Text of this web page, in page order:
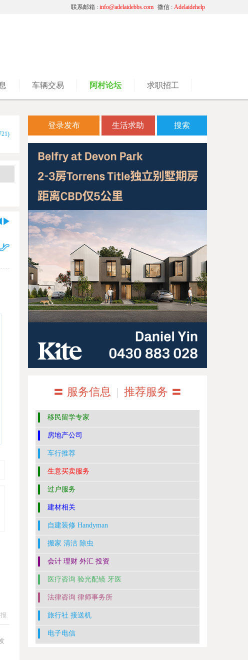
微信 : Adelaidehelp
联系邮箱 : info@adelaidebbs.com
车辆交易 阿村论坛 求职招工
)
登录发布 生活求助 搜索
〓 服务信息 | 推荐服务 〓
移民留学专家
房地产公司
车行推荐
生意买卖服务
过户服务
建材相关
自建装修 Handyman
搬家 清洁 除虫
会计 理财 外汇 投资
医疗咨询 验光配镜 牙医
法律咨询 律师事务所
旅行社 接送机
电子电信